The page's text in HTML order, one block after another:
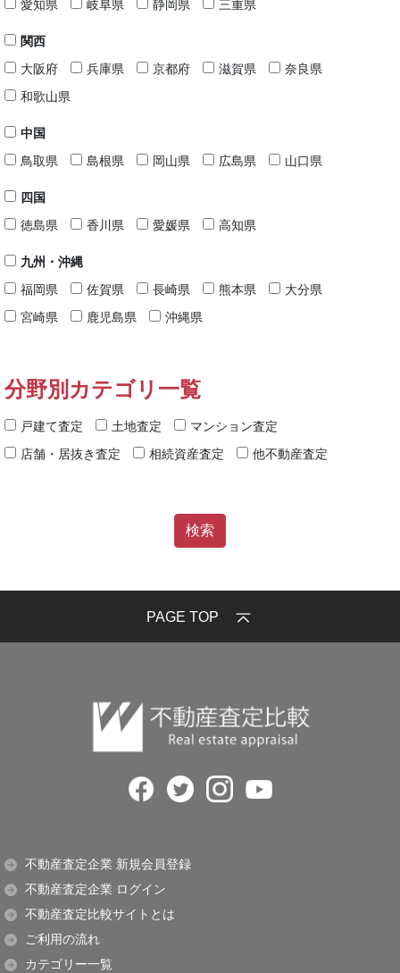
愛知県 岐阜県 静岡県 三重県
関西
大阪府
兵庫県 京都府 滋賀県
奈良県
和歌山県
中国
鳥取県
島根県 岡山県 広島県 山口県
四国
徳島県
香川県 愛媛県 高知県
九州・沖縄
福岡県
佐賀県 長崎県 熊本県
大分県
宮崎県
鹿児島県 沖縄県
分野別カテゴリ一覧
戸建て査定 土地査定
マンション査定
店舗・居抜き査定
相続資産査定 他不動産査定
PAGE TOP
不動産査定企業 新規会員登録
不動産査定企業 ログイン
不動産査定比較サイトとは
ご利用の流れ
カテゴリー一覧